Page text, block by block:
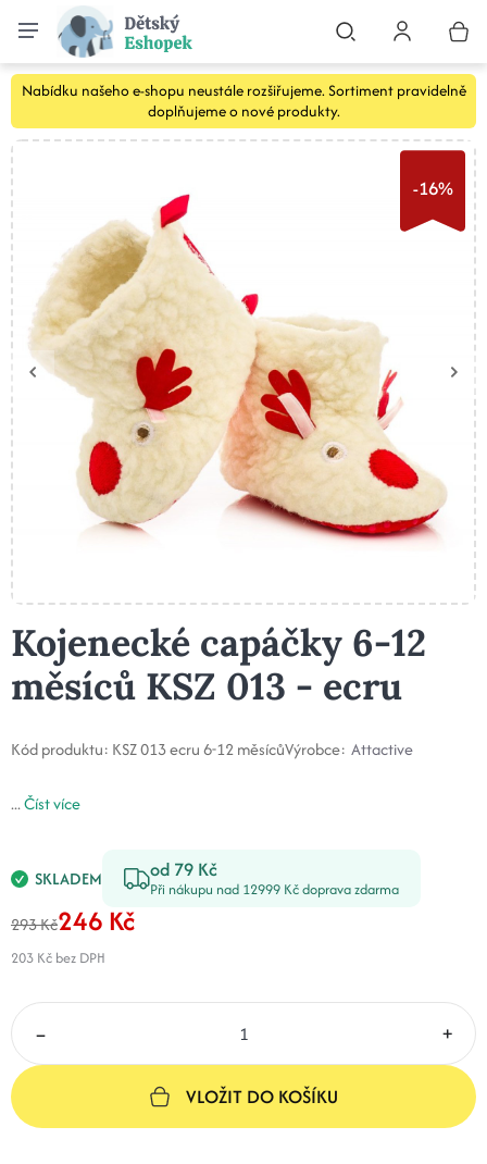
Nabídku našeho e-shopu neustále rozšiřujeme. Sortiment pravidelně
doplňujeme o nové produkty.
-16%
Kojenecké capáčky 6-12
měsíců KSZ 013 - ecru
Kód produktu: KSZ 013 ecru 6-12 měsícůVýrobce: Attactive
...Číst více
SKLADEM od 79 Kč
Při nákupu nad 12999 Kč doprava zdarma
293 Kč246 Kč
203 Kč bez DPH
– +
VLOŽIT DO KOŠÍKU